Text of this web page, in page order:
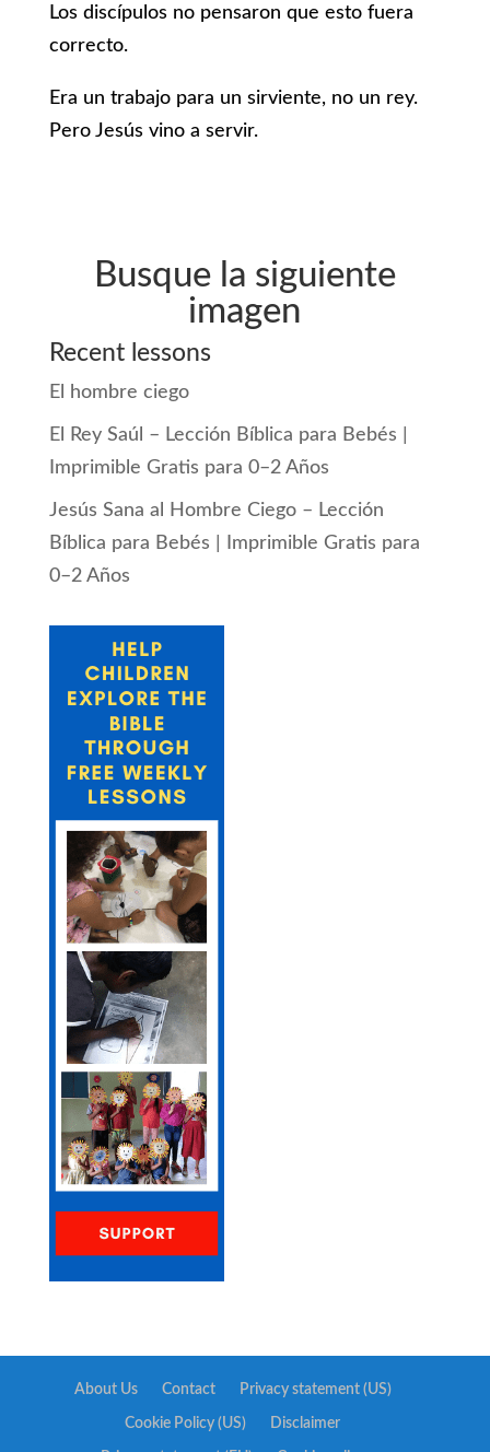
Los discípulos no pensaron que esto fuera
correcto.
Era un trabajo para un sirviente, no un rey.
Pero Jesús vino a servir.
Busque la siguiente
imagen
Recent lessons
El hombre ciego
El Rey Saúl – Lección Bíblica para Bebés |
Imprimible Gratis para 0–2 Años
Jesús Sana al Hombre Ciego – Lección
Bíblica para Bebés | Imprimible Gratis para
0–2 Años
About Us Contact Privacy statement (US)
Cookie Policy (US) Disclaimer